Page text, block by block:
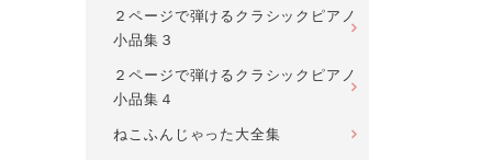
２ページで弾けるクラシックピアノ
小品集３
２ページで弾けるクラシックピアノ
小品集４
ねこふんじゃった大全集